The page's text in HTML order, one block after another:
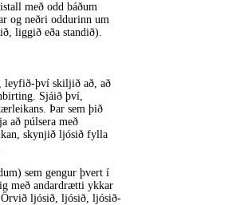
með odd báðum
og neðri oddurinn um
liggið eða standið).
leyfið-því skiljið að, að
Sjáið því,
Þar sem þið
að púlsera með
skynjið ljósið fylla
sem gengur þvert í
með andardrætti ykkar
ljósið, ljósið, ljósið-